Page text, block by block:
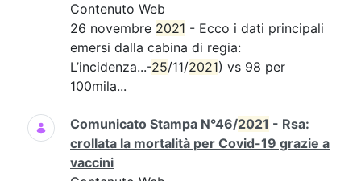
Contenuto Web
26 novembre 2021 - Ecco i dati principali
emersi dalla cabina di regia:
L’incidenza...-25/11/2021) vs 98 per
100mila...
Comunicato Stampa N°46/2021 - Rsa:
crollata la mortalità per Covid-19 grazie a
vaccini